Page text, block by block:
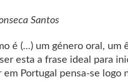
Santos
é (...) um género oral,
esta a frase ideal para
Portugal pensa-se logo